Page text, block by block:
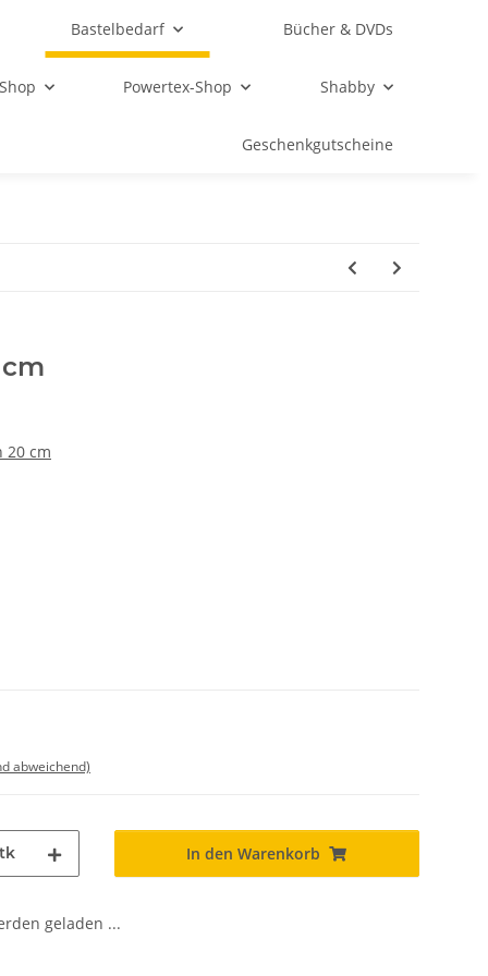
Bastelbedarf Bücher & DVDs
Powertex-Shop Shabby
Geschenkgutscheine
20 cm
abweichend)
In den Warenkorb
geladen ...